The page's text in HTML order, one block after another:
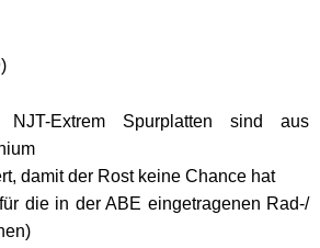
Extrem Spurplatten sind aus
damit der Rost keine Chance hat
die in der ABE eingetragenen Rad-/